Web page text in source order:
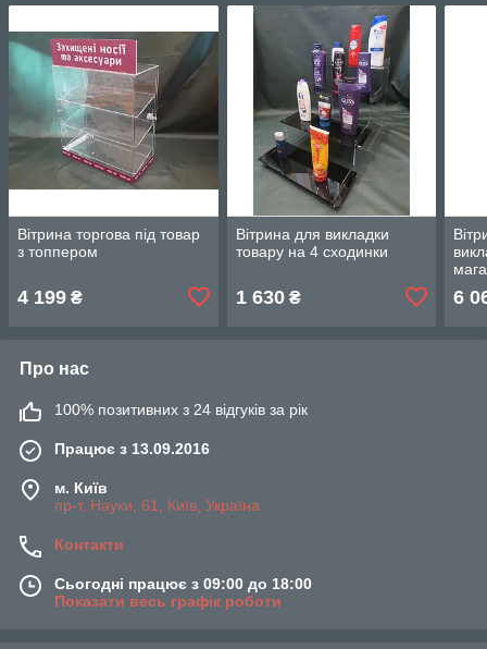
Вітрина торгова під товар
з топпером
4 199 ₴
Вітрина для викладки
товару на 4 сходинки
1 630₴ 6
Про нас
100% позитивних з 24 відгуків за рік
Працює з 13.09.2016
м. Київ
пр-т. Науки, 61, Київ, Україна
Контакти
Сьогодні працює з 09:00 до 18:00
Показати весь графік роботи